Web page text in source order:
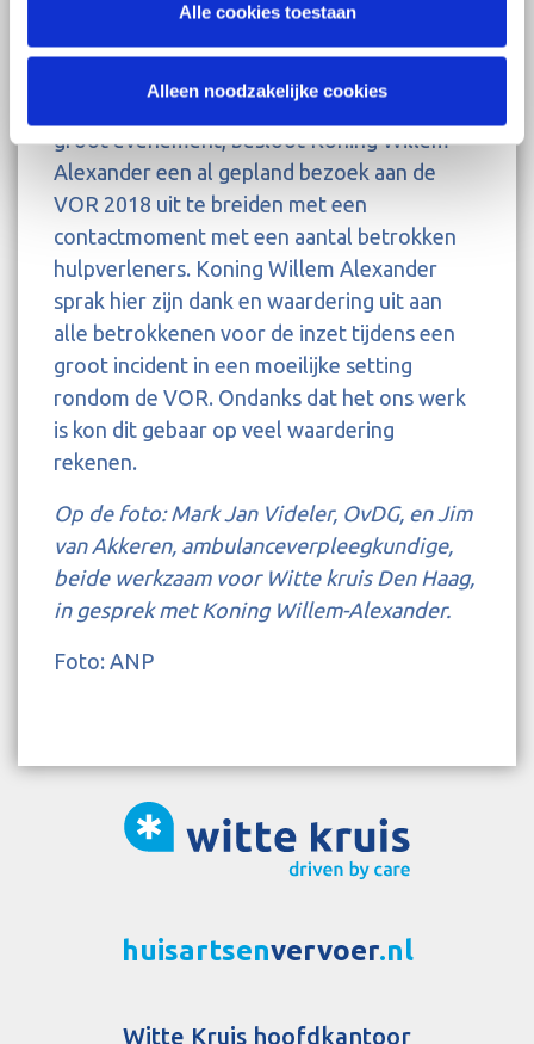
Alle cookies toestaan
Alleen noodzakelijke cookies
stuurde de witte eenheden aan, totdat de
OvDG ter plaatse was.
Omdat dit ongeval plaatsvond tijdens een
groot evenement, besloot Koning Willem-
Alexander een al gepland bezoek aan de
VOR 2018 uit te breiden met een
contactmoment met een aantal betrokken
hulpverleners. Koning Willem Alexander
sprak hier zijn dank en waardering uit aan
alle betrokkenen voor de inzet tijdens een
groot incident in een moeilijke setting
rondom de VOR. Ondanks dat het ons werk
is kon dit gebaar op veel waardering
rekenen.
Op de foto: Mark Jan Videler, OvDG, en Jim
van Akkeren, ambulanceverpleegkundige,
beide werkzaam voor Witte kruis Den Haag,
in gesprek met Koning Willem-Alexander.
Foto: ANP
huisartsenvervoer.nl
Witte Kruis hoofdkantoor